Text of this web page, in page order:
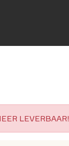
LEVERBAAR!